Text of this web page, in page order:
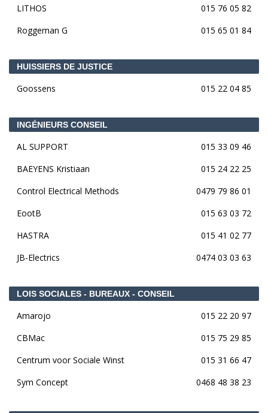
LITHOS
015 76 05 82
Roggeman G
015 65 01 84
HUISSIERS DE JUSTICE
Goossens 015 22 04 85
INGÉNIEURS CONSEIL
AL SUPPORT
015 33 09 46
BAEYENS Kristiaan
015 24 22 25
Control Electrical Methods
0479 79 86 01
EootB
015 63 03 72
HASTRA
015 41 02 77
JB-Electrics
0474 03 03 63
LOIS SOCIALES - BUREAUX - CONSEIL
Amarojo
015 22 20 97
CBMac
015 75 29 85
Centrum voor Sociale Winst
015 31 66 47
Sym Concept
0468 48 38 23